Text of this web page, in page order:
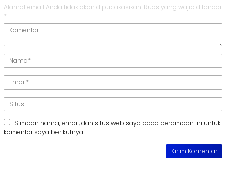
Alamat email Anda tidak akan dipublikasikan. Ruas yang wajib ditandai
*
Simpan nama, email, dan situs web saya pada peramban ini untuk
komentar saya berikutnya.